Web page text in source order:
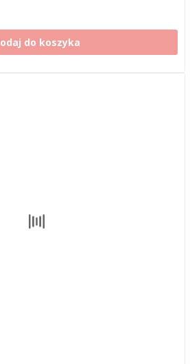
do koszyka